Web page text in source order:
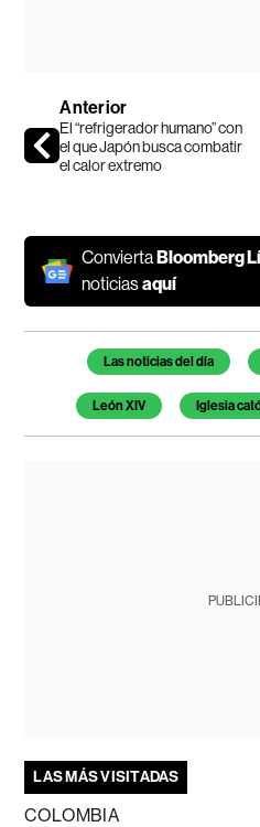
Anterior
El “refrigerador humano” con
el que Japón busca combatir
el calor extremo
ConviertaBloomberg
noticiasaquí
Temas de este artículo
Las noticias del día
León XIV Iglesia
LAS MÁS VISITADAS
COLOMBIA